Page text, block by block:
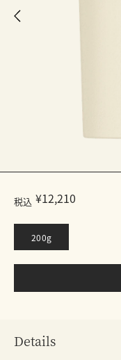
税込 ¥12,210
200g
Details